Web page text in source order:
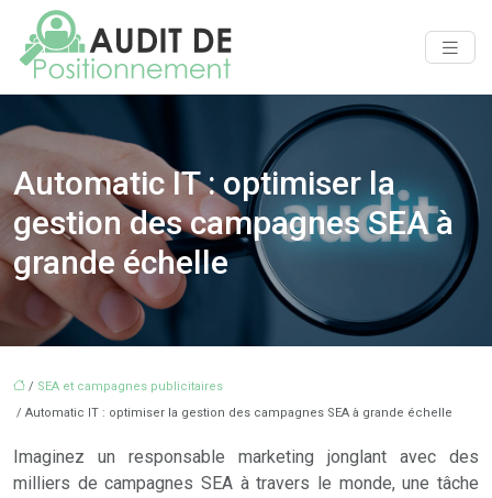
Automatic IT : optimiser la
gestion des campagnes SEA à
grande échelle
/ SEA et campagnes publicitaires
/ Automatic IT : optimiser la gestion des campagnes SEA à grande échelle
Imaginez un responsable marketing jonglant avec des
milliers de campagnes SEA à travers le monde, une tâche